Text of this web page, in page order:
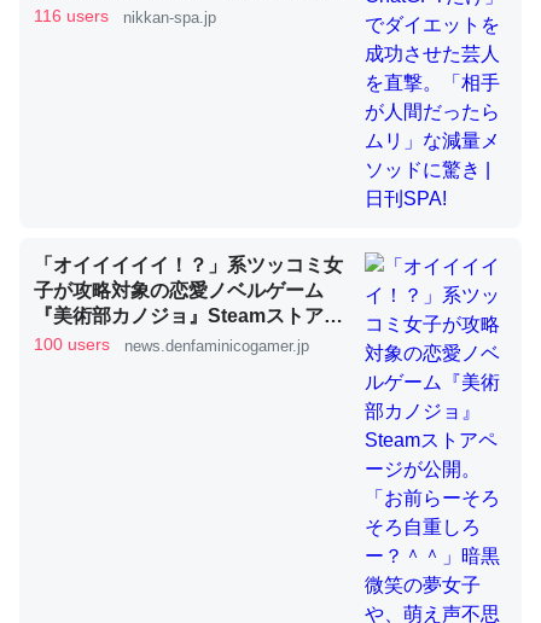
位置情報を共有してる。電池残量や充電中かが分かるので
─たまにLINEするくらいだった遠方の父67歳と僕。ITツール導入で
コミュニケーションが劇的に変化した｜tayorini by LIFULL介護
ちょうど同じ理由でEcho Show 8を設定中でした。Prime
とかSpotifyを支払う孝行もできる。一生で親と会える残
り時間を日数にすると1週間とかの人が多いそうだけど、
それを実質100倍以上に伸ばす効果があるはず……
─たまにLINEするくらいだった遠方の父67歳と僕。ITツール導入で
コミュニケーションが劇的に変化した｜tayorini by LIFULL介護
私も3年前ぐらいに祖母の家に設置した。ポケットWifiみ
たいなのでネット環境作ったけどAlexaしか使わないので
回線代ほとんどかからないですよ。参考：
ったらムリ」な減量メソッドに驚き
116 users nikkan-spa.jp
「オイイイイイ！？」系ツッコミ女
子が攻略対象の恋愛ノベルゲーム
『美術部カノジョ』Steamストアペ
ージが公開。「お前らーそろそろ自
100 users news.denfaminicogamer.jp